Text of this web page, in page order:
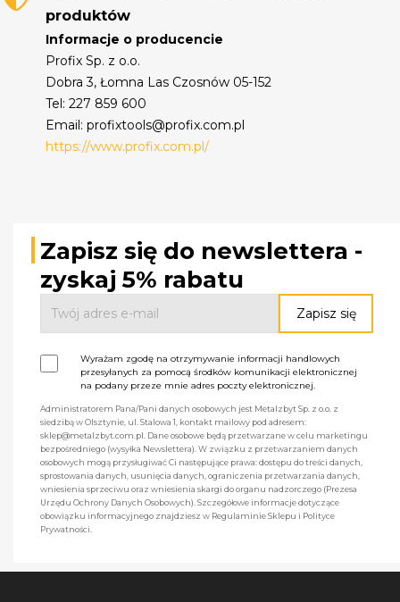
produktów
Informacje o producencie
Profix Sp. z o.o.
Dobra 3, Łomna Las Czosnów 05-152
Tel: 227 859 600
Email: profixtools@profix.com.pl
https://www.profix.com.pl/
Zapisz się do newslettera -
zyskaj 5% rabatu
Wyrażam zgodę na otrzymywanie informacji handlowych
przesyłanych za pomocą środków komunikacji elektronicznej
na podany przeze mnie adres poczty elektronicznej.
Administratorem Pana/Pani danych osobowych jest Metalzbyt Sp. z o.o. z
siedzibą w Olsztynie, ul. Stalowa 1, kontakt mailowy pod adresem:
sklep@metalzbyt.com.pl. Dane osobowe będą przetwarzane w celu marketingu
bezpośredniego (wysyłka Newslettera). W związku z przetwarzaniem danych
osobowych mogą przysługiwać Ci następujące prawa: dostępu do treści danych,
sprostowania danych, usunięcia danych, ograniczenia przetwarzania danych,
wniesienia sprzeciwu oraz wniesienia skargi do organu nadzorczego (Prezesa
Urzędu Ochrony Danych Osobowych). Szczegółowe informacje dotyczące
obowiązku informacyjnego znajdziesz w Regulaminie Sklepu i Polityce
Prywatności.